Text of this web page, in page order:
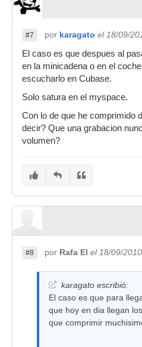
#7 por karagato el 18/09/
El caso es que despues al
en la minicadena o en el
escucharlo en Cubase.
Solo satura en el myspace.
Con lo de que he comprimido
decir? Que una grabacion
volumen?
#8 por Rafa El el 18/09/2010
karagato escribió:
El caso es que para
que hoy en dia llegan
que comprimir